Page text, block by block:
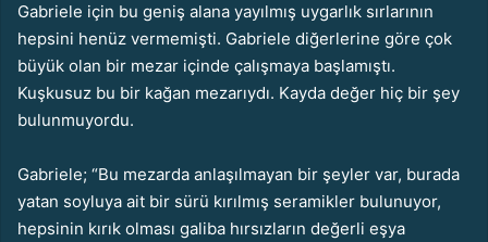
Gabriele için bu geniş alana yayılmış uygarlık sırlarının
hepsini henüz vermemişti. Gabriele diğerlerine göre çok
büyük olan bir mezar içinde çalışmaya başlamıştı.
Kuşkusuz bu bir kağan mezarıydı. Kayda değer hiç bir şey
bulunmuyordu.
Gabriele; “Bu mezarda anlaşılmayan bir şeyler var, burada
yatan soyluya ait bir sürü kırılmış seramikler bulunuyor,
hepsinin kırık olması galiba hırsızların değerli eşya